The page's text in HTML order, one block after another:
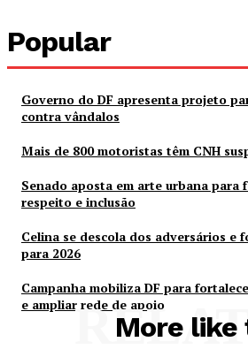
Popular
Governo do DF apresenta projeto
contra vândalos
Mais de 800 motoristas têm CNH
Senado aposta em arte urbana para
respeito e inclusão
Celina se descola dos adversários e
para 2026
Campanha mobiliza DF para
e ampliar rede de apoio
More like